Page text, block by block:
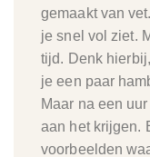
gemaakt van
je snel vol ziet.
tijd. Denk
je een paar
Maar na een
aan het krijgen.
voorbeelden